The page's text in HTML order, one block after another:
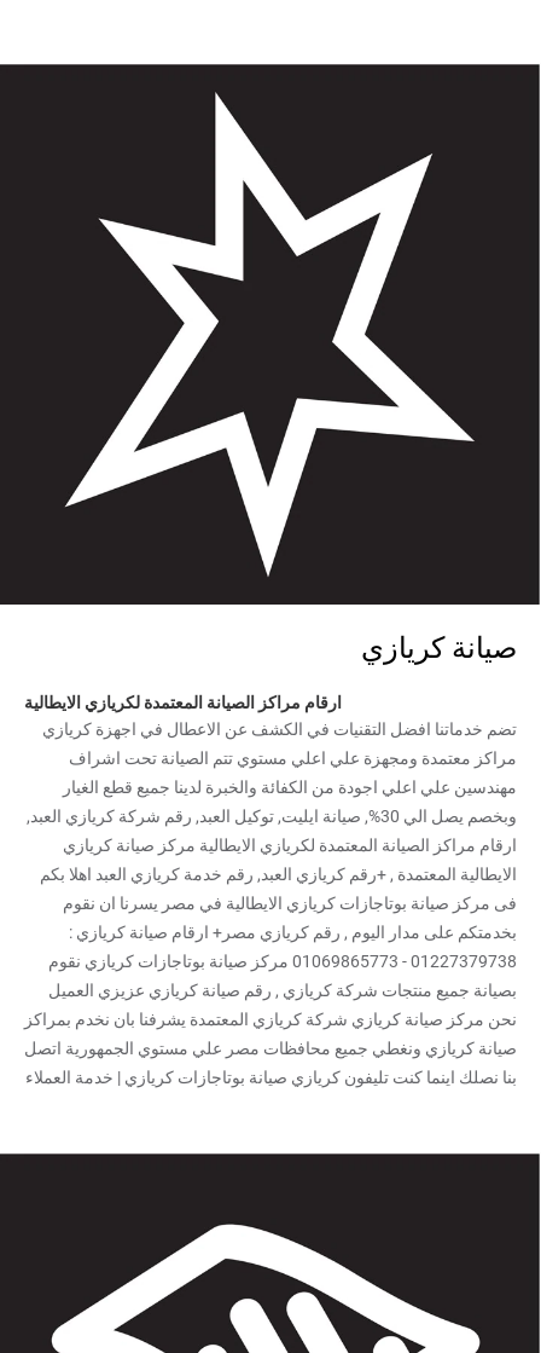
صيانة كريازي
ارقام مراكز الصيانة المعتمدة لكريازي الايطالية
تضم خدماتنا افضل التقنيات في الكشف عن الاعطال في اجهزة كريازي
مراكز معتمدة ومجهزة علي اعلي مستوي تتم الصيانة تحت اشراف
مهندسين علي اعلي اجودة من الكفائة والخبرة لدينا جميع قطع الغيار
وبخصم يصل الي 30%, صيانة ايليت, توكيل العبد, رقم شركة كريازي العبد,
ارقام مراكز الصيانة المعتمدة لكريازي الايطالية مركز صيانة كريازي
الايطالية المعتمدة , +رقم كريازي العبد, رقم خدمة كريازي العبد اهلا بكم
فى مركز صيانة بوتاجازات كريازي الايطالية في مصر يسرنا ان نقوم
بخدمتكم على مدار اليوم , رقم كريازي مصر+ ارقام صيانة كريازي :
01227379738 - 01069865773 مركز صيانة بوتاجازات كريازي نقوم
بصيانة جميع منتجات شركة كريازي , رقم صيانة كريازي عزيزي العميل
نحن مركز صيانة كريازي شركة كريازي المعتمدة يشرفنا بان نخدم بمراكز
صيانة كريازي ونغطي جميع محافظات مصر علي مستوي الجمهورية اتصل
بنا نصلك اينما كنت تليفون كريازي صيانة بوتاجازات كريازي | خدمة العملاء